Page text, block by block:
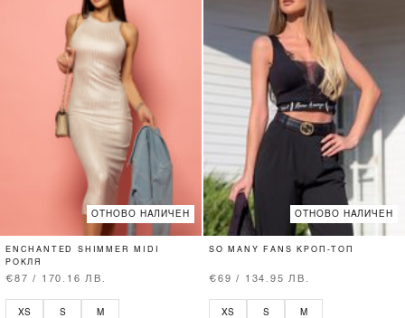
ОТНОВО НАЛИЧЕН
ENCHANTED SHIMMER MIDI
РОКЛЯ
€87 / 170.16 ЛВ.
XS S M
ОТНОВО НАЛИЧЕН
SO MANY FANS КРОП-ТОП
€69 / 134.95 ЛВ.
XS S M